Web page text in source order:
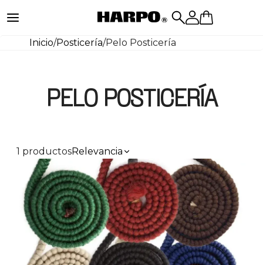
Inicio/Posticería/Pelo Posticería
PELO POSTICERÍA
1 productosRelevancia